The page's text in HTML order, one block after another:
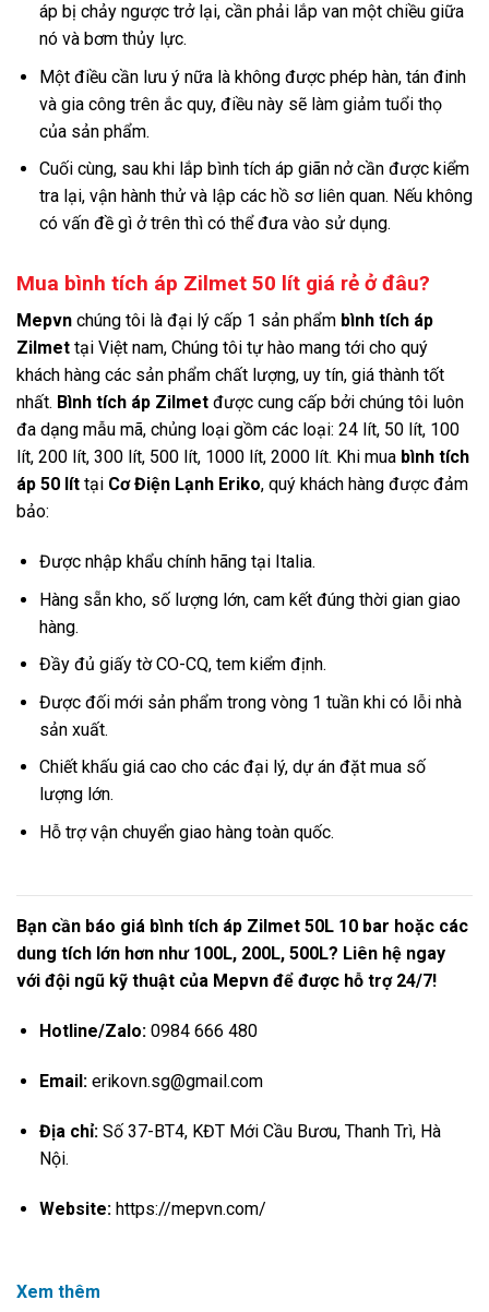
áp bị chảy ngược trở lại, cần phải lắp van một chiều giữa
nó và bơm thủy lực.
Một điều cần lưu ý nữa là không được phép hàn, tán đinh
và gia công trên ắc quy, điều này sẽ làm giảm tuổi thọ
của sản phẩm.
Cuối cùng, sau khi lắp bình tích áp giãn nở cần được kiểm
tra lại, vận hành thử và lập các hồ sơ liên quan. Nếu không
có vấn đề gì ở trên thì có thể đưa vào sử dụng.
Mua bình tích áp Zilmet 50 lít giá rẻ ở đâu?
Mepvn chúng tôi là đại lý cấp 1 sản phẩm bình tích áp
Zilmet tại Việt nam, Chúng tôi tự hào mang tới cho quý
khách hàng các sản phẩm chất lượng, uy tín, giá thành tốt
nhất. Bình tích áp Zilmet được cung cấp bởi chúng tôi luôn
đa dạng mẫu mã, chủng loại gồm các loại: 24 lít, 50 lít, 100
lít, 200 lít, 300 lít, 500 lít, 1000 lít, 2000 lít. Khi mua bình tích
áp 50 lít tại Cơ Điện Lạnh Eriko, quý khách hàng được đảm
bảo:
Được nhập khẩu chính hãng tại Italia.
Hàng sẵn kho, số lượng lớn, cam kết đúng thời gian giao
hàng.
Đầy đủ giấy tờ CO-CQ, tem kiểm định.
Được đối mới sản phẩm trong vòng 1 tuần khi có lỗi nhà
sản xuất.
Chiết khấu giá cao cho các đại lý, dự án đặt mua số
lượng lớn.
Hỗ trợ vận chuyển giao hàng toàn quốc.
Bạn cần báo giá bình tích áp Zilmet 50L 10 bar hoặc các
dung tích lớn hơn như 100L, 200L, 500L? Liên hệ ngay
với đội ngũ kỹ thuật của Mepvn để được hỗ trợ 24/7!
Hotline/Zalo:0984 666 480
Email:erikovn.sg@gmail.com
Địa chỉ:Số 37-BT4, KĐT Mới Cầu Bươu, Thanh Trì, Hà
Nội.
Website: https://mepvn.com/
Xem thêm